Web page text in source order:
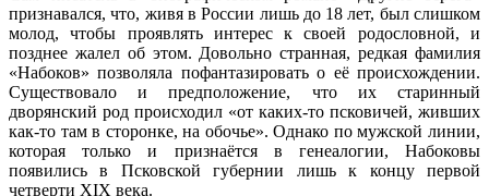
признавался, что, живя в России лишь до 18 лет, был слишком
молод, чтобы проявлять интерес к своей родословной, и
позднее жалел об этом. Довольно странная, редкая фамилия
«Набоков» позволяла пофантазировать о её происхождении.
Существовало и предположение, что их старинный
дворянский род происходил «от каких-то псковичей, живших
как-то там в сторонке, на обочье». Однако по мужской линии,
которая только и признаётся в генеалогии, Набоковы
появились в Псковской губернии лишь к концу первой
четверти XIX века.